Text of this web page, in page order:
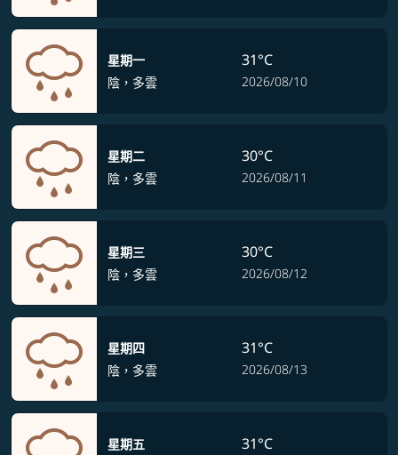
星期一
陰，多雲
31°C
2026/08/10
星期二
陰，多雲
30°C
2026/08/11
星期三
陰，多雲
30°C
2026/08/12
星期四
陰，多雲
31°C
2026/08/13
星期五
31°C